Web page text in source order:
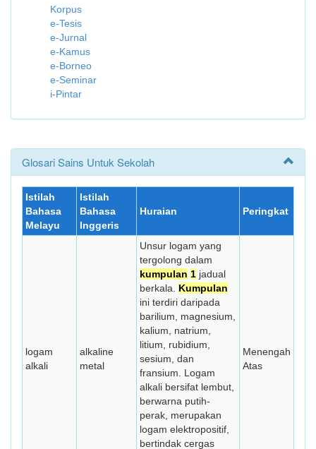
Korpus
e-Tesis
e-Jurnal
e-Kamus
e-Borneo
e-Seminar
i-Pintar
Glosari Sains Untuk Sekolah
Istilah
Bahasa
Melayu
Istilah
Bahasa
Inggeris
Huraian Peringkat
logam
alkali
alkaline
metal
Unsur logam yang
tergolong dalam
kumpulan 1 jadual
berkala. Kumpulan
ini terdiri daripada
barilium, magnesium,
kalium, natrium,
litium, rubidium,
sesium, dan
fransium. Logam
alkali bersifat lembut,
berwarna putih-
perak, merupakan
logam elektropositif,
bertindak cergas
Menengah
Atas